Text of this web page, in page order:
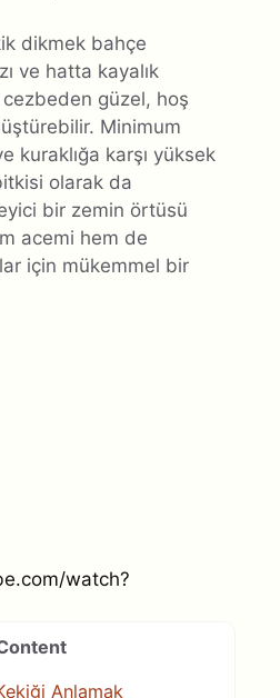
dikmek bahçe
ve hatta kayalık
cezbeden güzel, hoş
Minimum
kuraklığa karşı yüksek
olarak da
bir zemin örtüsü
acemi hem de
için mükemmel bir
watch?
Anlamak